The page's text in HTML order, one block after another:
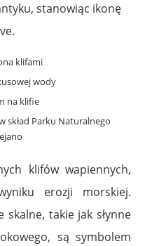
stanowiąc ikonę
klifami
wody
na klifie
skład Parku Naturalnego
klifów wapiennych,
erozji morskiej.
skalne, takie jak słynne
są symbolem